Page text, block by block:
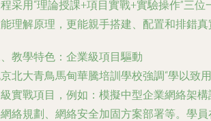
采用“理論授課+項目實戰+實驗操作”三
理解原理，更能親手搭建、配置和排錯真
教學特色：企業級項目驅動
北大青鳥馬甸華騰培訓學校強調“學以致
實戰項目，例如：模擬中型企業網絡架
絡規劃、網絡安全加固方案部署等。學